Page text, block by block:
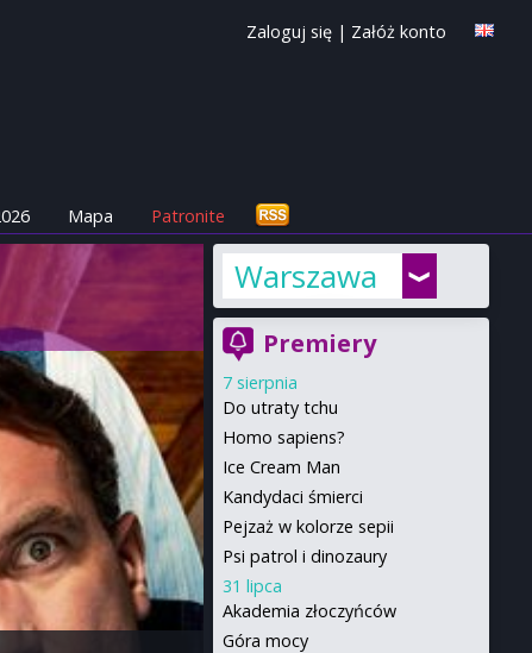
Zaloguj się | Załóż konto
Mapa Patronite
Warszawa
Premiery
7 sierpnia
Do utraty tchu
Homo sapiens?
Ice Cream Man
Kandydaci śmierci
Pejzaż w kolorze sepii
Psi patrol i dinozaury
31 lipca
Akademia złoczyńców
Góra mocy